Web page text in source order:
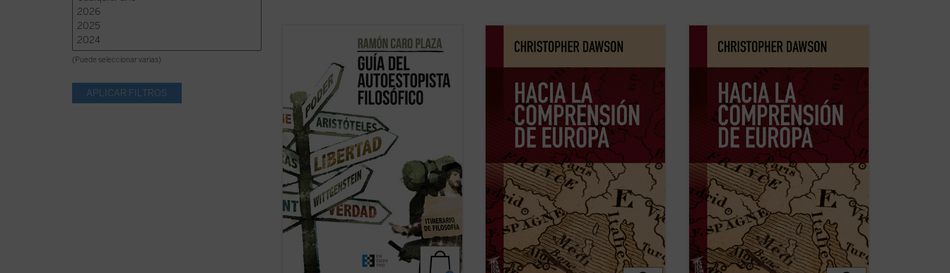
(Puede seleccionar varias)
Explora este mundo, la realidad que te
rodea y la que te constituye. La obra que
tienes ahora en tus manos pretende
rastrear los enclaves principales en
compañía de los grandes pensadores.
Además, te ofrece herramientas para
localizar tu propio ...(ver ficha)
En tiempos de fuertes rechazos y dudas
más aún, de afirmación generalizada de
la decadencia de Occidente,
comprensión de Europaresulta un texto
tan iluminador como cuando se publicó
por ...(ver ficha)
En tiempos de fuertes rechazos y dudas
más aún, de afirmación generalizada de
la decadencia de Occidente,
comprensión de Europaresulta un texto
tan iluminador como cuando se publicó
por ...(ver ficha)